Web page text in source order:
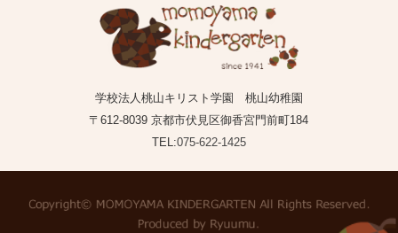
学校法人桃山キリスト学園 桃山幼稚園
〒612-8039 京都市伏見区御香宮門前町184
TEL:075-622-1425